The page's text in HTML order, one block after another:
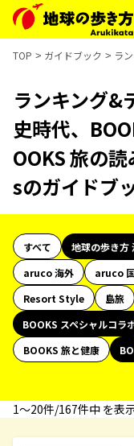
TOP ガイドブック ラ
ランキング&
史時代、
OOKS 旅の
sのガイドブ
すべて 地球の歩き方
aruco 海外
aruco
Resort Style
島旅
BOOKS スペシャルコラ
BOOKS 旅と健康
1〜20件/167件中 を表